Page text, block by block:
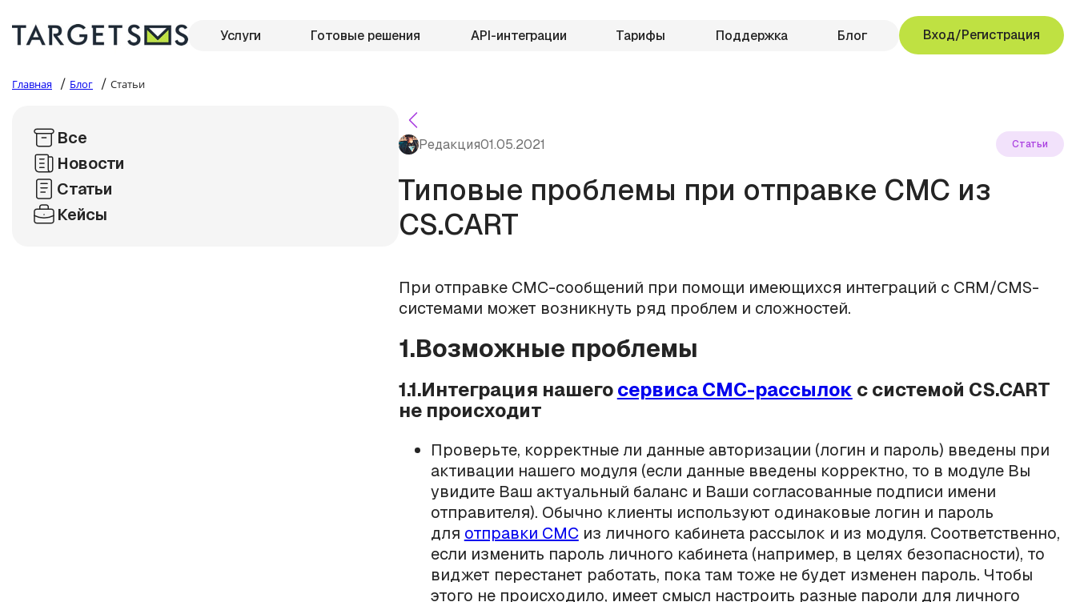
Услуги Готовые решения API-интеграции Тарифы Поддержка Блог Вход/Регистрация
Главная / Блог / Статьи
Все
Новости
Статьи
Кейсы
Редакция01.05.2021 Статьи
Типовые проблемы при отправке СМС из
CS.CART
При отправке СМС-сообщений при помощи имеющихся интеграций с CRM/CMS-
системами может возникнуть ряд проблем и сложностей.
1.Возможные проблемы
1.1.Интеграция нашегосервиса СМС-рассылок с системой CS.CART
не происходит
Проверьте, корректные ли данные авторизации (логин и пароль) введены при
активации нашего модуля (если данные введены корректно, то в модуле Вы
увидите Ваш актуальный баланс и Ваши согласованные подписи имени
отправителя). Обычно клиенты используют одинаковые логин и пароль
для отправки СМСиз личного кабинета рассылок и из модуля. Соответственно,
если изменить пароль личного кабинета (например, в целях безопасности), то
виджет перестанет работать, пока там тоже не будет изменен пароль. Чтобы
этого не происходило, имеет смысл настроить разные пароли для личного